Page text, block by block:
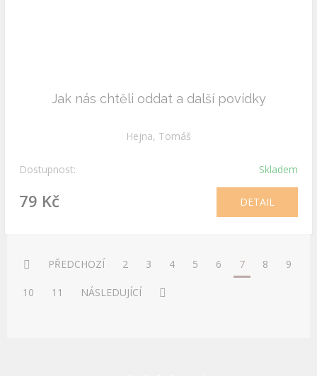
Jak nás chtěli oddat a další povídky
Hejna, Tomáš
Dostupnost: Skladem
79 Kč DETAIL
PŘEDCHOZÍ 2 3 4 5 6 7 8 9
10 11 NÁSLEDUJÍCÍ